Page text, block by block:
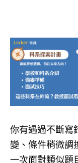
你有遇過不斷寫
變、條件稍微調
一次面對類似題